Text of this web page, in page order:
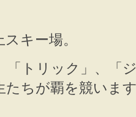
キー場。
「トリック」、「
たちが覇を競いま